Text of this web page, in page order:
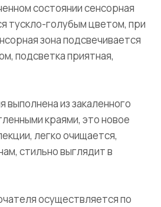
состоянии сенсорная
тускло-голубым цветом, при
зона подсвечивается
подсветка приятная,
выполнена из закаленного
краями, это новое
легко очищается,
стильно выглядит в
осуществляется по